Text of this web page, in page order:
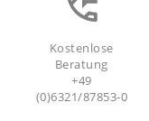
Kostenlose
Beratung
+49
(0)6321/87853-0